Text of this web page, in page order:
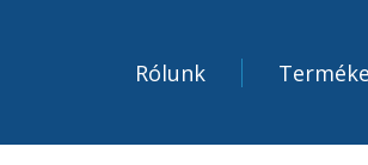
Rólunk